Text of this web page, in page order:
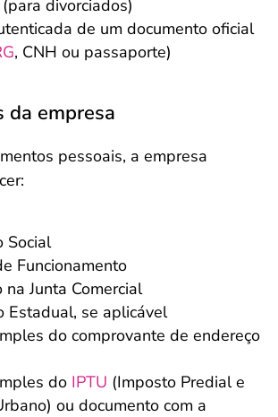
divorciados)
de um documento oficial
, CNH ou passaporte)
da empresa
pessoais, a empresa
Social
Funcionamento
na Junta Comercial
Estadual, se aplicável
do comprovante de endereço
do IPTU (Imposto Predial e
ou documento com a